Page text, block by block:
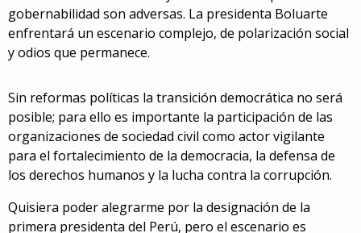
gobernabilidad son adversas. La presidenta Boluarte
enfrentará un escenario complejo, de polarización social
y odios que permanece.
Sin reformas políticas la transición democrática no será
posible; para ello es importante la participación de las
organizaciones de sociedad civil como actor vigilante
para el fortalecimiento de la democracia, la defensa de
los derechos humanos y la lucha contra la corrupción.
Quisiera poder alegrarme por la designación de la
primera presidenta del Perú, pero el escenario es